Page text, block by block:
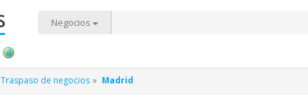
Negocios
Traspaso de negocios Madrid